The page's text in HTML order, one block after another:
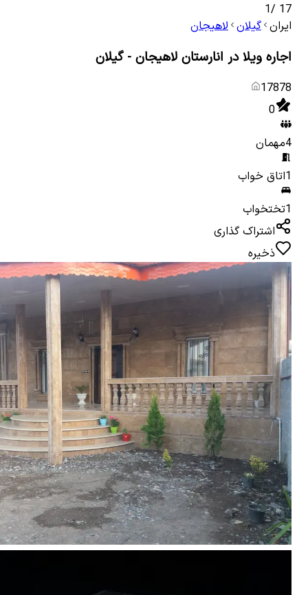
17
/
1
ایران گیلان لاهیجان
اجاره ویلا در انارستان لاهیجان - گیلان
17878
0
4مهمان
1اتاق خواب
1تختخواب
اشتراک گذاری
ذخیره